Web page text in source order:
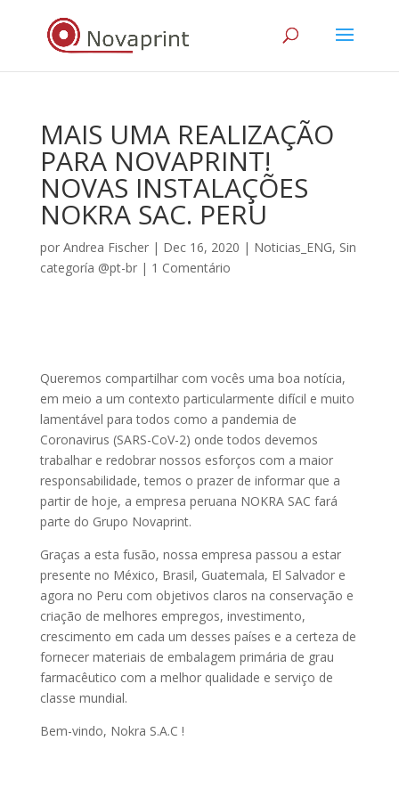
MAIS UMA REALIZAÇÃO
PARA NOVAPRINT!
NOVAS INSTALAÇÕES
NOKRA SAC. PERU
por Andrea Fischer| Dec 16, 2020 | Noticias_ENG, Sin
categoría @pt-br| 1 Comentário
Queremos compartilhar com vocês uma boa notícia,
em meio a um contexto particularmente difícil e muito
lamentável para todos como a pandemia de
Coronavirus (SARS-CoV-2) onde todos devemos
trabalhar e redobrar nossos esforços com a maior
responsabilidade, temos o prazer de informar que a
partir de hoje, a empresa peruana NOKRA SAC fará
parte do Grupo Novaprint.
Graças a esta fusão, nossa empresa passou a estar
presente no México, Brasil, Guatemala, El Salvador e
agora no Peru com objetivos claros na conservação e
criação de melhores empregos, investimento,
crescimento em cada um desses países e a certeza de
fornecer materiais de embalagem primária de grau
farmacêutico com a melhor qualidade e serviço de
classe mundial.
Bem-vindo, Nokra S.A.C !